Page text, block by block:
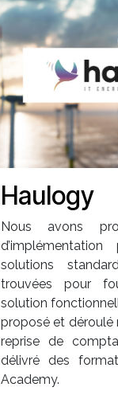
Haulogy
Nous avons
solutions
trouvées pour
solution
proposé et
reprise de
délivré des
Academy.